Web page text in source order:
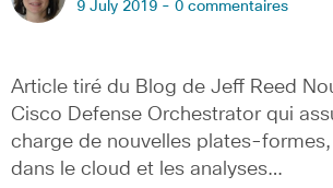
9 July 2019 - 0 commentaires
Article tiré du Blog de Jeff Reed
Cisco Defense Orchestrator qui
charge de nouvelles plates-
dans le cloud et les analyses…